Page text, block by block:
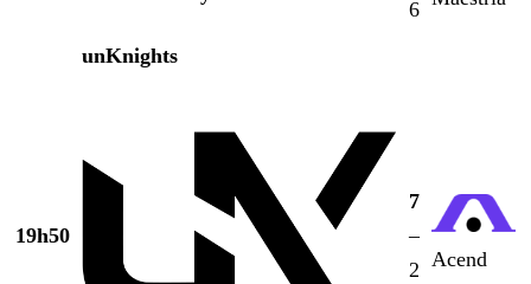
6
19h50
unKnights
7
–
2 Acend